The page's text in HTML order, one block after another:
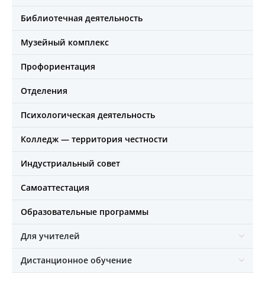
Библиотечная деятельность
Музейный комплекс
Профориентация
Отделения
Психологическая деятельность
Колледж — территория честности
Индустриальный совет
Самоаттестация
Образовательные программы
Для учителей
Дистанционное обучение